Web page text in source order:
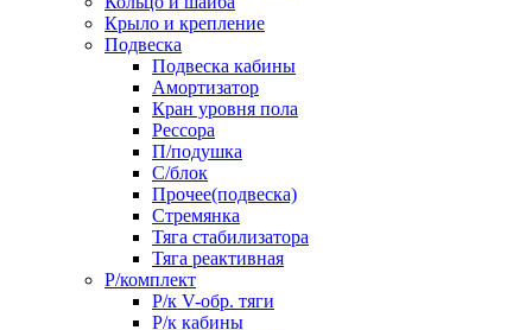
Крыло и крепление
Подвеска
Подвеска кабины
Амортизатор
Кран уровня пола
Рессора
П/подушка
С/блок
Прочее(подвеска)
Стремянка
Тяга стабилизатора
Тяга реактивная
Р/комплект
Р/к V-обр. тяги
Р/к кабины